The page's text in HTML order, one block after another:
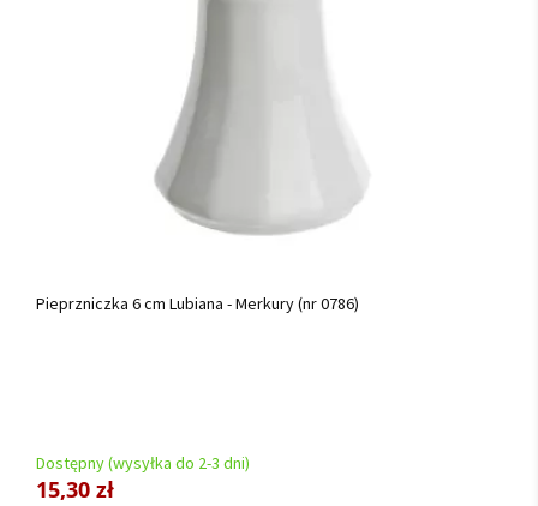
Pieprzniczka 6 cm Lubiana - Merkury (nr 0786)
Dostępny (wysyłka do 2-3 dni)
15,30 zł